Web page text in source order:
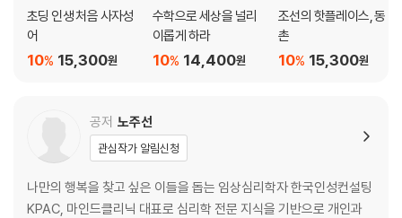
목요일 ｜ 매몰과 항거
월요일 ｜ 성격과 행동을 좌우하는 뇌
화요일 ｜ 우울할 때는 뇌를 자극하세요
수요일 ｜ 현대인의 노이로제, 강박증
목요일 ｜ 창조성과 정신병의 관계
금요일 ｜ 행복하려면 도파민하라
초딩 인생 처음 사자성
어
15,300원
10%
수학으로 세상을 널리
이롭게 하라
14,400원
10%
조선의 핫플레이스, 동
촌
15,300원
10%
공저 노주선
관심작가 알림신청
나만의 행복을 찾고 싶은 이들을 돕는 임상심리학자 한국인성컨설팅
KPAC, 마인드클리닉 대표로 심리학 전문 지식을 기반으로 개인과